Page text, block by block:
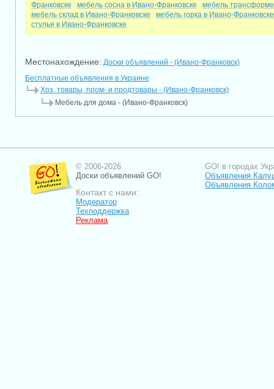
Франковске
мебель сосна в Ивано-Франковске
мебель
мебель склад в Ивано-Франковске
мебель горка в Ивано-Франковске
стулья в Ивано-Франковске
Местонахождение: Доски объявлений - (Ивано-Франковск)
Бесплатные объявления в Украине
Хоз. товары, пром- и продтовары - (Ивано-Франковск)
Мебель для дома - (Ивано-Франковск)
© 2006-2026
Доски объявлений GO!
Контакт с нами:
Модератор
Техподдержка
Реклама
GO! в городах
Объявления
Объявления